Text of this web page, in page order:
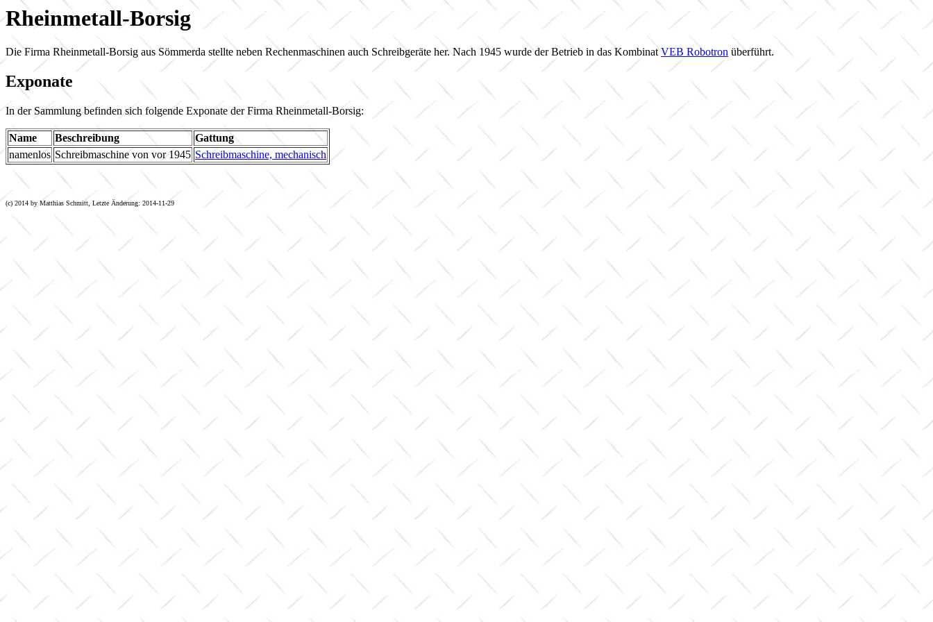
Rheinmetall-Borsig
Die Firma Rheinmetall-Borsig aus Sömmerda stellte neben Rechenmaschinen auch Schreibgeräte her. Nach 1945 wurde der Betrieb in das KombinatVEB Robotron überführt.
Exponate
In der Sammlung befinden sich folgende Exponate der Firma Rheinmetall-Borsig:
Name Beschreibung
Gattung
namenlos Schreibmaschine von vor 1945 Schreibmaschine, mechanisch
(c) 2014 by Matthias Schmitt, Letzte Änderung: 2014-11-29